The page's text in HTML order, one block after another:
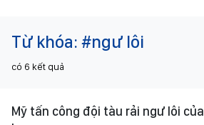
Từ khóa: #ngư lôi
có 6 kết quả
Mỹ tấn công đội tàu rải ngư lôi của